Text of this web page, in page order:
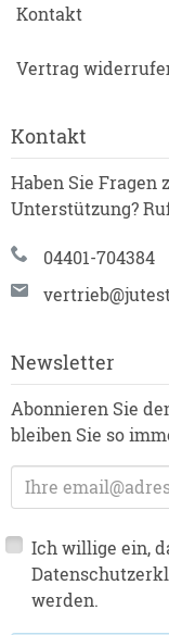
Kontakt
Vertrag
Kontakt
Haben Sie Fragen
Unterstützung?
04401-704384
Newsletter
Abonnieren Sie
bleiben Sie so
E-Mailadresse
Ich willige ein,
werden.